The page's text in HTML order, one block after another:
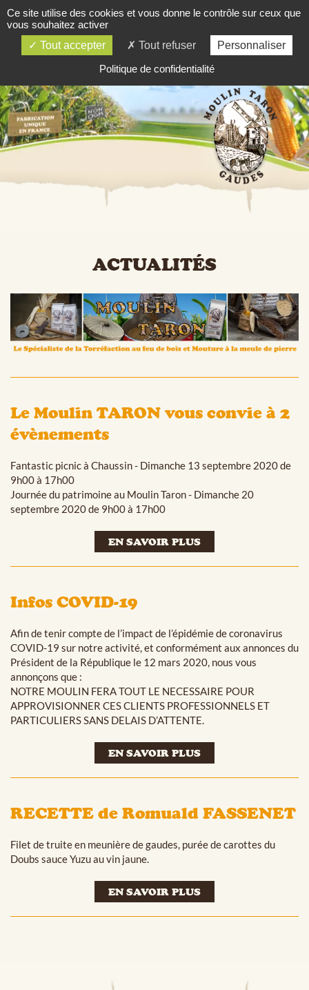
03 84 81 81 06
SOMMAIRE
ACTUALITÉS
Le Moulin TARON vous convie à 2
évènements
Fantastic picnic à Chaussin - Dimanche 13 septembre 2020 de
9h00 à 17h00
Journée du patrimoine au Moulin Taron - Dimanche 20
septembre 2020 de 9h00 à 17h00
EN SAVOIR PLUS
Infos COVID-19
Afin de tenir compte de l’impact de l’épidémie de coronavirus
COVID-19 sur notre activité, et conformément aux annonces du
Président de la République le 12 mars 2020, nous vous
annonçons que :
NOTRE MOULIN FERA TOUT LE NECESSAIRE POUR
APPROVISIONNER CES CLIENTS PROFESSIONNELS ET
PARTICULIERS SANS DELAIS D’ATTENTE.
EN SAVOIR PLUS
RECETTE de Romuald FASSENET
Filet de truite en meunière de gaudes, purée de carottes du
Doubs sauce Yuzu au vin jaune.
EN SAVOIR PLUS
Ce site utilise des cookies et vous donne le contrôle sur ceux que
vous souhaitez activer
Tout accepter
Tout refuser
Personnaliser
Politique de confidentialité